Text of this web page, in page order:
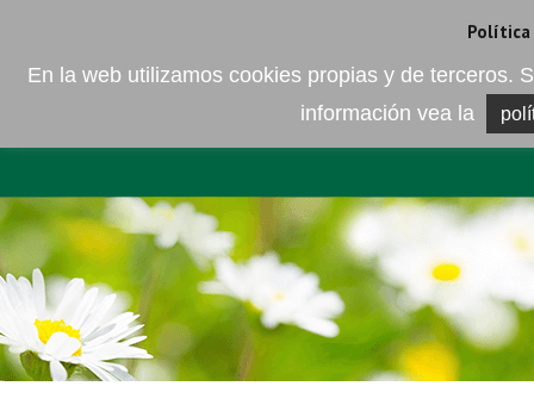
EMPRESA ELEMENTO DEL
Política
En la web utilizamos cookies propias y de terceros.
información vea la